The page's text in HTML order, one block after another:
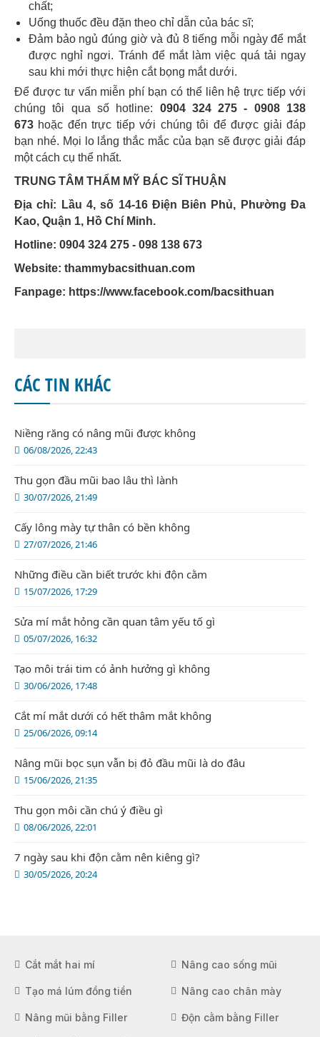
chất;
Uống thuốc đều đặn theo chỉ dẫn của bác sĩ;
Đảm bảo ngủ đúng giờ và đủ 8 tiếng mỗi ngày để mắt
được nghỉ ngơi. Tránh để mắt làm việc quá tải ngay
sau khi mới thực hiện cắt bọng mắt dưới.
Để được tư vấn miễn phí bạn có thể liên hệ trực tiếp với
chúng tôi qua số hotline: 0904 324 275 - 0908 138
673 hoặc đến trực tiếp với chúng tôi để được giải đáp
bạn nhé. Mọi lo lắng thắc mắc của bạn sẽ được giải đáp
một cách cụ thể nhất.
TRUNG TÂM THẨM MỸ BÁC SĨ THUẬN
Địa chỉ: Lầu 4, số 14-16 Điện Biên Phủ, Phường Đa
Kao, Quận 1, Hồ Chí Minh.
Hotline: 0904 324 275 - 098 138 673
Website: thammybacsithuan.com
Fanpage: https://www.facebook.com/bacsithuan
CÁC TIN KHÁC
06/08/2026, 22:43
Niềng răng có nâng mũi được không
30/07/2026, 21:49
Thu gọn đầu mũi bao lâu thì lành
27/07/2026, 21:46
Cấy lông mày tự thân có bền không
15/07/2026, 17:29
Những điều cần biết trước khi độn cằm
05/07/2026, 16:32
Sửa mí mắt hỏng cần quan tâm yếu tố gì
30/06/2026, 17:48
Tạo môi trái tim có ảnh hưởng gì không
25/06/2026, 09:14
Cắt mí mắt dưới có hết thâm mắt không
15/06/2026, 21:35
Nâng mũi bọc sụn vẫn bị đỏ đầu mũi là do đâu
08/06/2026, 22:01
Thu gọn môi cần chú ý điều gì
30/05/2026, 20:24
7 ngày sau khi độn cằm nên kiêng gì?
Cắt mắt hai mí Nâng cao sống mũi
Tạo má lúm đồng tiền Nâng cao chân mày
Nâng mũi bằng Filler Độn cằm bằng Filler